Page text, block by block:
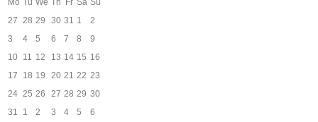
Mo Tu We Th Fr Sa Su
27 28 29 30 31 1
2
3
4 5 6 7 8
9
10 11 12 13 14 15 16
17
18 19 20 21 22 23
24 25 26 27 28 29 30
31
1 2 3 4 5 6